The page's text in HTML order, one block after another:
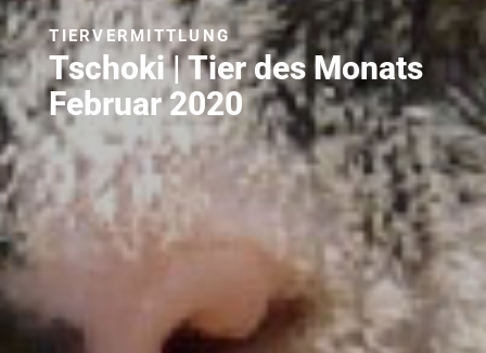
Tschoki | Tier des Monats
Februar 2020
TIERVERMITTLUNG